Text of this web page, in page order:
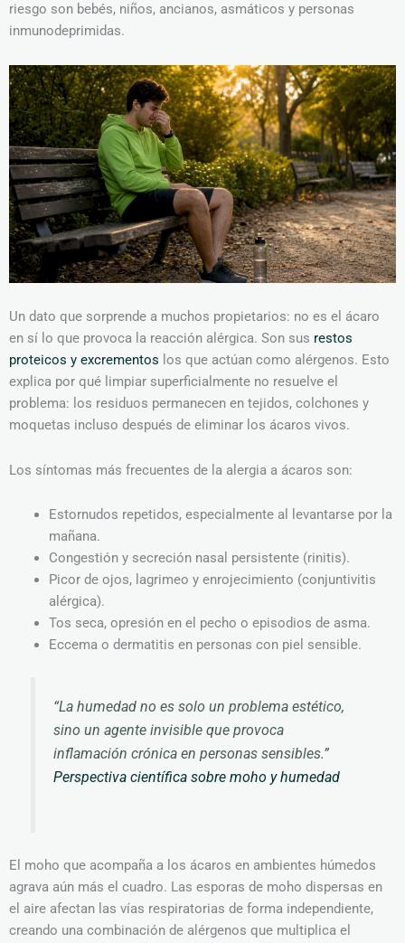
riesgo son bebés, niños, ancianos, asmáticos y personas
inmunodeprimidas.
Un dato que sorprende a muchos propietarios: no es el ácaro
en sí lo que provoca la reacción alérgica. Son sus restos
proteicos y excrementos los que actúan como alérgenos. Esto
explica por qué limpiar superficialmente no resuelve el
problema: los residuos permanecen en tejidos, colchones y
moquetas incluso después de eliminar los ácaros vivos.
Los síntomas más frecuentes de la alergia a ácaros son:
Estornudos repetidos, especialmente al levantarse por la
mañana.
Congestión y secreción nasal persistente (rinitis).
Picor de ojos, lagrimeo y enrojecimiento (conjuntivitis
alérgica).
Tos seca, opresión en el pecho o episodios de asma.
Eccema o dermatitis en personas con piel sensible.
“La humedad no es solo un problema estético,
sino un agente invisible que provoca
inflamación crónica en personas sensibles.”
Perspectiva científica sobre moho y humedad
El moho que acompaña a los ácaros en ambientes húmedos
agrava aún más el cuadro. Las esporas de moho dispersas en
el aire afectan las vías respiratorias de forma independiente,
creando una combinación de alérgenos que multiplica el